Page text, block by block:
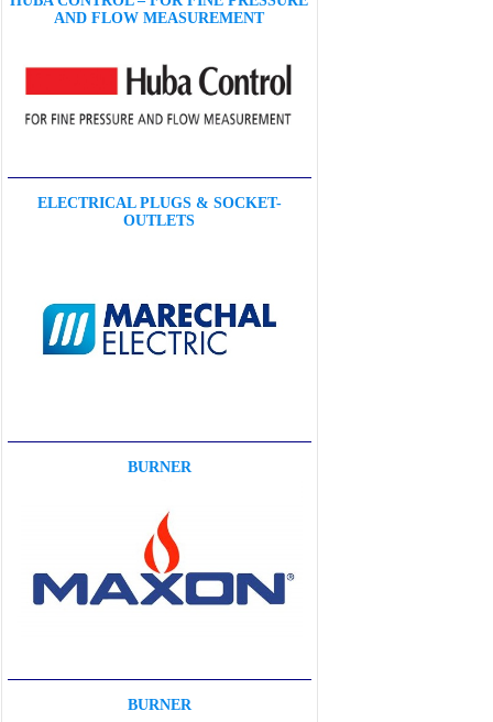
AND FLOW MEASUREMENT
ELECTRICAL PLUGS & SOCKET-
OUTLETS
BURNER
BURNER